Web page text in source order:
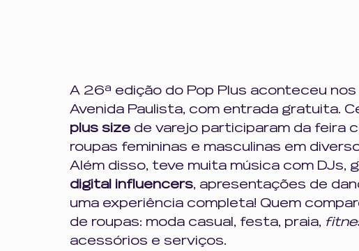
A 26ª edição do Pop Plus aconteceu
Avenida Paulista, com entrada gratuita.
plus size de varejo participaram da feira
roupas femininas e masculinas em
Além disso, teve muita música com DJs,
digital influencers, apresentações de
uma experiência completa! Quem
de roupas: moda casual, festa, praia,
acessórios e serviços.